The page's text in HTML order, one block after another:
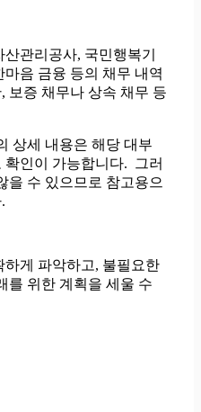
관리공사, 국민행복기
음 금융 등의 채무 내역
보증 채무나 상속 채무 등
상세 내용은 해당 대부
확인이 가능합니다. 그러
을 수 있으므로 참고용으
게 파악하고, 불필요한
를 위한 계획을 세울 수